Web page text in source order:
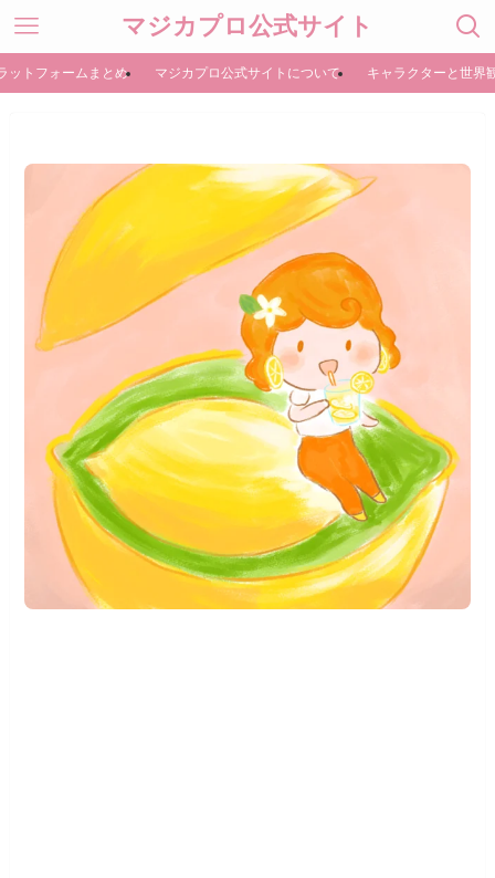
マジカプロ公式サイト
ットフォームまとめ マジカプロ公式サイトについて キャラクターと世界